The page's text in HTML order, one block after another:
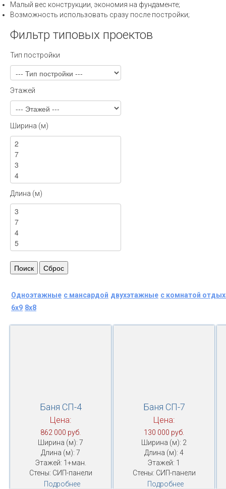
Малый вес конструкции, экономия на фундаменте;
Возможность использовать сразу после постройки;
Фильтр типовых проектов
Тип постройки
Этажей
Ширина (м)
Длина (м)
Одноэтажные с мансардой двухэтажные с комнатой
6x9 8x8
Баня СП-4
Цена:
862 000 руб.
Ширина (м): 7
Длина (м): 7
Этажей: 1+ман.
Стены: СИП-панели
Подробнее
Баня СП-7
Цена:
130 000 руб.
Ширина (м): 2
Длина (м): 4
Этажей: 1
Стены: СИП-панели
Подробнее